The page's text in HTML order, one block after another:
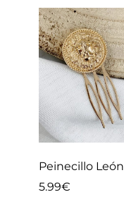
Peinecillo León
5.99€